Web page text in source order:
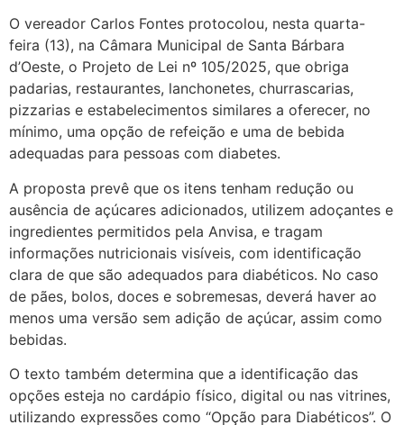
O vereador Carlos Fontes protocolou, nesta quarta-
feira (13), na Câmara Municipal de Santa Bárbara
d’Oeste, o Projeto de Lei nº 105/2025, que obriga
padarias, restaurantes, lanchonetes, churrascarias,
pizzarias e estabelecimentos similares a oferecer, no
mínimo, uma opção de refeição e uma de bebida
adequadas para pessoas com diabetes.
A proposta prevê que os itens tenham redução ou
ausência de açúcares adicionados, utilizem adoçantes e
ingredientes permitidos pela Anvisa, e tragam
informações nutricionais visíveis, com identificação
clara de que são adequados para diabéticos. No caso
de pães, bolos, doces e sobremesas, deverá haver ao
menos uma versão sem adição de açúcar, assim como
bebidas.
O texto também determina que a identificação das
opções esteja no cardápio físico, digital ou nas vitrines,
utilizando expressões como “Opção para Diabéticos”. O